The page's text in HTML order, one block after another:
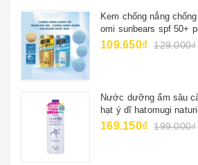
Kem chống nắng
omi sunbears spf 50+
109.650₫ 129.000₫
Nước dưỡng ẩm sâu
hạt ý dĩ hatomugi
169.150₫ 199.000₫